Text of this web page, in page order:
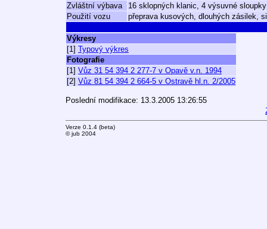
Zvláštní výbava
16 sklopných klanic, 4 výsuvné
Použití vozu
přeprava kusových, dlouhých zásilek,
Výkresy
[1] Typový výkres
Fotografie
[1] Vůz 31 54 394 2 277-7 v Opavě v.n. 1994
[2] Vůz 81 54 394 2 664-5 v Ostravě hl.n. 2/2005
Poslední modifikace: 13.3.2005 13:26:55
Verze 0.1.4 (beta)
© jub 2004